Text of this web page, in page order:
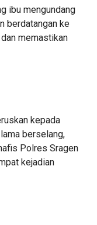
ibu mengundang
berdatangan ke
memastikan
kepada
berselang,
Polres Sragen
kejadian